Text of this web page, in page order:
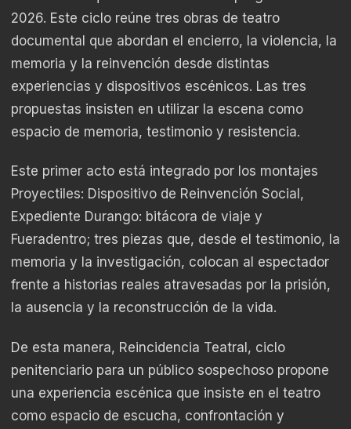
2026. Este ciclo reúne tres obras de teatro
documental que abordan el encierro, la violencia, la
memoria y la reinvención desde distintas
experiencias y dispositivos escénicos. Las tres
propuestas insisten en utilizar la escena como
espacio de memoria, testimonio y resistencia.
Este primer acto está integrado por los montajes
Proyectiles: Dispositivo de Reinvención Social,
Expediente Durango: bitácora de viaje y
Fueradentro; tres piezas que, desde el testimonio, la
memoria y la investigación, colocan al espectador
frente a historias reales atravesadas por la prisión,
la ausencia y la reconstrucción de la vida.
De esta manera, Reincidencia Teatral, ciclo
penitenciario para un público sospechoso propone
una experiencia escénica que insiste en el teatro
como espacio de escucha, confrontación y